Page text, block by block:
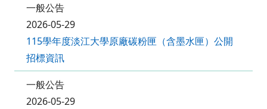
一般公告
2026-05-29
115學年度淡江大學原廠碳粉匣（含墨水匣）公開
招標資訊
一般公告
2026-05-29